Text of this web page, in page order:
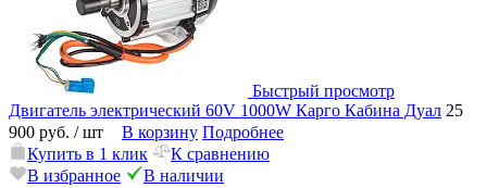
Быстрый просмотр
Двигатель электрический 60V 1000W Карго Кабина Дуал 25
900 руб. / шт В корзину Подробнее
Купить в 1 клик
К сравнению
В избранное
В наличии